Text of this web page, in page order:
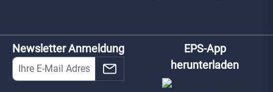
Newsletter Anmeldung
EPS-App
herunterladen